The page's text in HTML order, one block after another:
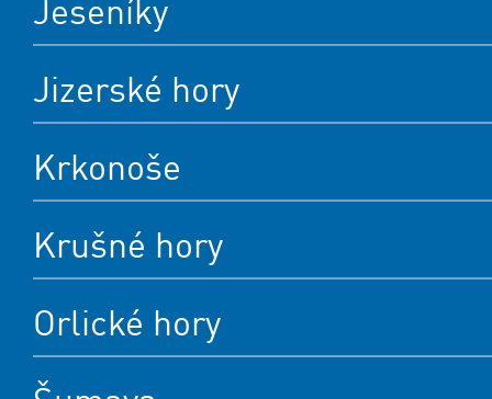
Jeseníky
Jizerské hory
Krkonoše
Krušné hory
Orlické hory